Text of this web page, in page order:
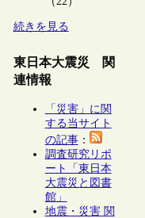
続きを見る
東日本大震災 関
連情報
「災害」に関
する当サイト
の記事：
調査研究リポ
ート「東日本
大震災と図書
館」
地震・災害 関